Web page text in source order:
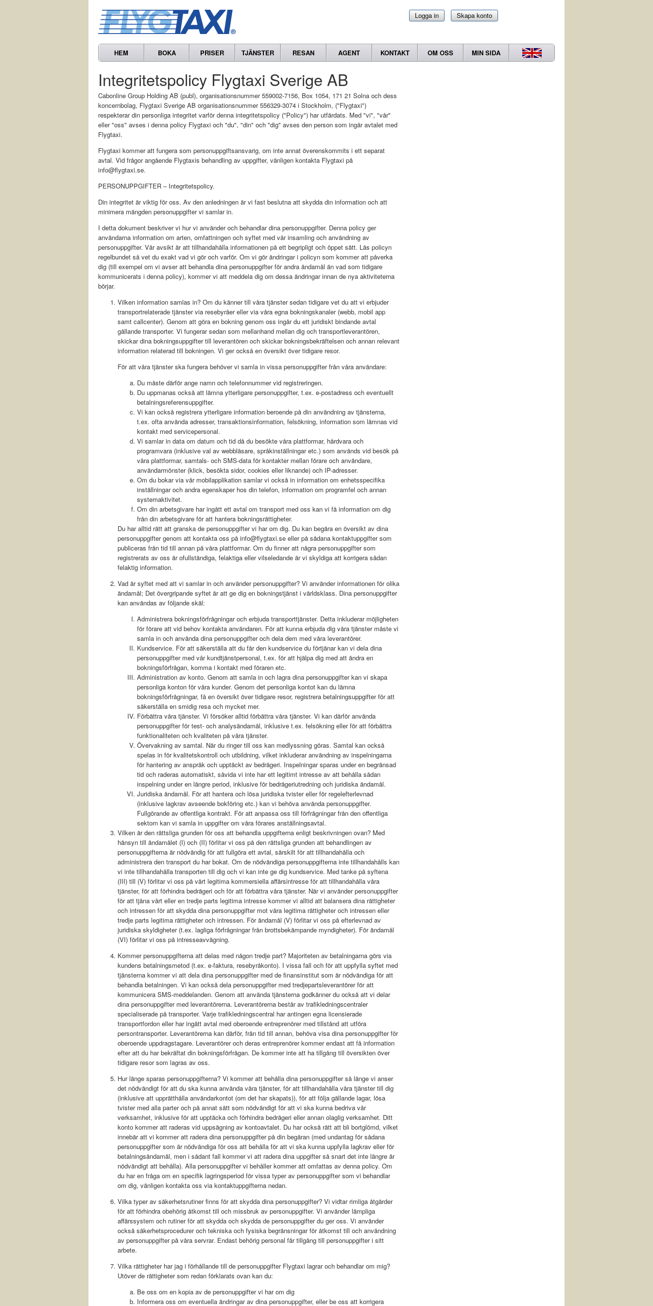
Logga in Skapa konto
HEM BOKA PRISER TJÄNSTER RESAN AGENT KONTAKT OM OSS MIN SIDA
Integritetspolicy Flygtaxi Sverige AB
Cabonline Group Holding AB (publ), organisationsnummer 559002-7156, Box 1054, 171 21 Solna och dess
koncernbolag, Flygtaxi Sverige AB organisationsnummer 556329-3074 i Stockholm, ("Flygtaxi")
respekterar din personliga integritet varför denna integritetspolicy ("Policy") har utfärdats. Med "vi", "vår"
eller "oss" avses i denna policy Flygtaxi och "du", "din" och "dig" avses den person som ingår avtalet med
Flygtaxi.
Flygtaxi kommer att fungera som personuppgiftsansvarig, om inte annat överenskommits i ett separat
avtal. Vid frågor angående Flygtaxis behandling av uppgifter, vänligen kontakta Flygtaxi på
info@flygtaxi.se.
PERSONUPPGIFTER – Integritetspolicy.
Din integritet är viktig för oss. Av den anledningen är vi fast beslutna att skydda din information och att
minimera mängden personuppgifter vi samlar in.
I detta dokument beskriver vi hur vi använder och behandlar dina personuppgifter. Denna policy ger
användarna information om arten, omfattningen och syftet med vår insamling och användning av
personuppgifter. Vår avsikt är att tillhandahålla informationen på ett begripligt och öppet sätt. Läs policyn
regelbundet så vet du exakt vad vi gör och varför. Om vi gör ändringar i policyn som kommer att påverka
dig (till exempel om vi avser att behandla dina personuppgifter för andra ändamål än vad som tidigare
kommunicerats i denna policy), kommer vi att meddela dig om dessa ändringar innan de nya aktiviteterna
börjar.
Vilken information samlas in? Om du känner till våra tjänster sedan tidigare vet du att vi erbjuder
transportrelaterade tjänster via resebyråer eller via våra egna bokningskanaler (webb, mobil app
samt callcenter). Genom att göra en bokning genom oss ingår du ett juridiskt bindande avtal
gällande transporter. Vi fungerar sedan som mellanhand mellan dig och transportleverantören,
skickar dina bokningsuppgifter till leverantören och skickar bokningsbekräftelsen och annan relevant
information relaterad till bokningen. Vi ger också en översikt över tidigare resor.
För att våra tjänster ska fungera behöver vi samla in vissa personuppgifter från våra användare:
Du måste därför ange namn och telefonnummer vid registreringen.
Du uppmanas också att lämna ytterligare personuppgifter, t.ex. e-postadress och eventuellt
betalningsreferensuppgifter.
Vi kan också registrera ytterligare information beroende på din användning av tjänsterna,
t.ex. ofta använda adresser, transaktionsinformation, felsökning, information som lämnas vid
kontakt med servicepersonal.
Vi samlar in data om datum och tid då du besökte våra plattformar, hårdvara och
programvara (inklusive val av webbläsare, språkinställningar etc.) som används vid besök på
våra plattformar, samtals- och SMS-data för kontakter mellan förare och användare,
användarmönster (klick, besökta sidor, cookies eller liknande) och IP-adresser.
Om du bokar via vår mobilapplikation samlar vi också in information om enhetsspecifika
inställningar och andra egenskaper hos din telefon, information om programfel och annan
systemaktivitet.
Om din arbetsgivare har ingått ett avtal om transport med oss kan vi få information om dig
från din arbetsgivare för att hantera bokningsrättigheter.
Du har alltid rätt att granska de personuppgifter vi har om dig. Du kan begära en översikt av dina
personuppgifter genom att kontakta oss på info@flygtaxi.se eller på sådana kontaktuppgifter som
publiceras från tid till annan på våra plattformar. Om du finner att några personuppgifter som
registrerats av oss är ofullständiga, felaktiga eller vilseledande är vi skyldiga att korrigera sådan
felaktig information.
Vad är syftet med att vi samlar in och använder personuppgifter? Vi använder informationen för olika
ändamål; Det övergripande syftet är att ge dig en bokningstjänst i världsklass. Dina personuppgifter
kan användas av följande skäl:
Administrera bokningsförfrågningar och erbjuda transporttjänster. Detta inkluderar möjligheten
för förare att vid behov kontakta användaren. För att kunna erbjuda dig våra tjänster måste vi
samla in och använda dina personuppgifter och dela dem med våra leverantörer.
Kundservice. För att säkerställa att du får den kundservice du förtjänar kan vi dela dina
personuppgifter med vår kundtjänstpersonal, t.ex. för att hjälpa dig med att ändra en
bokningsförfrågan, komma i kontakt med föraren etc.
Administration av konto. Genom att samla in och lagra dina personuppgifter kan vi skapa
personliga konton för våra kunder. Genom det personliga kontot kan du lämna
bokningsförfrågningar, få en översikt över tidigare resor, registrera betalningsuppgifter för att
säkerställa en smidig resa och mycket mer.
Förbättra våra tjänster. Vi försöker alltid förbättra våra tjänster. Vi kan därför använda
personuppgifter för test- och analysändamål, inklusive t.ex. felsökning eller för att förbättra
funktionaliteten och kvaliteten på våra tjänster.
Övervakning av samtal. När du ringer till oss kan medlyssning göras. Samtal kan också
spelas in för kvalitetskontroll och utbildning, vilket inkluderar användning av inspelningarna
för hantering av anspråk och upptäckt av bedrägeri. Inspelningar sparas under en begränsad
tid och raderas automatiskt, såvida vi inte har ett legitimt intresse av att behålla sådan
inspelning under en längre period, inklusive för bedrägeriutredning och juridiska ändamål.
Juridiska ändamål. För att hantera och lösa juridiska tvister eller för regelefterlevnad
(inklusive lagkrav avseende bokföring etc.) kan vi behöva använda personuppgifter.
Fullgörande av offentliga kontrakt. För att anpassa oss till förfrågningar från den offentliga
sektorn kan vi samla in uppgifter om våra förares anställningsavtal.
Vilken är den rättsliga grunden för oss att behandla uppgifterna enligt beskrivningen ovan? Med
hänsyn till ändamålet (I) och (II) förlitar vi oss på den rättsliga grunden att behandlingen av
personuppgifterna är nödvändig för att fullgöra ett avtal, särskilt för att tillhandahålla och
administrera den transport du har bokat. Om de nödvändiga personuppgifterna inte tillhandahålls kan
vi inte tillhandahålla transporten till dig och vi kan inte ge dig kundservice. Med tanke på syftena
(III) till (V) förlitar vi oss på vårt legitima kommersiella affärsintresse för att tillhandahålla våra
tjänster, för att förhindra bedrägeri och för att förbättra våra tjänster. När vi använder personuppgifter
för att tjäna vårt eller en tredje parts legitima intresse kommer vi alltid att balansera dina rättigheter
och intressen för att skydda dina personuppgifter mot våra legitima rättigheter och intressen eller
tredje parts legitima rättigheter och intressen. För ändamål (V) förlitar vi oss på efterlevnad av
juridiska skyldigheter (t.ex. lagliga förfrågningar från brottsbekämpande myndigheter). För ändamål
(VI) förlitar vi oss på intresseavvägning.
Kommer personuppgifterna att delas med någon tredje part? Majoriteten av betalningarna görs via
kundens betalningsmetod (t.ex. e-faktura, resebyråkonto). I vissa fall och för att uppfylla syftet med
tjänsterna kommer vi att dela dina personuppgifter med de finansinstitut som är nödvändiga för att
behandla betalningen. Vi kan också dela personuppgifter med tredjepartsleverantörer för att
kommunicera SMS-meddelanden. Genom att använda tjänsterna godkänner du också att vi delar
dina personuppgifter med leverantörerna. Leverantörerna består av trafikledningscentraler
specialiserade på transporter. Varje trafikledningscentral har antingen egna licensierade
transportfordon eller har ingått avtal med oberoende entreprenörer med tillstånd att utföra
persontransporter. Leverantörerna kan därför, från tid till annan, behöva visa dina personuppgifter för
oberoende uppdragstagare. Leverantörer och deras entreprenörer kommer endast att få information
efter att du har bekräftat din bokningsförfrågan. De kommer inte att ha tillgång till översikten över
tidigare resor som lagras av oss.
Hur länge sparas personuppgifterna? Vi kommer att behålla dina personuppgifter så länge vi anser
det nödvändigt för att du ska kunna använda våra tjänster, för att tillhandahålla våra tjänster till dig
(inklusive att upprätthålla användarkontot (om det har skapats)), för att följa gällande lagar, lösa
tvister med alla parter och på annat sätt som nödvändigt för att vi ska kunna bedriva vår
verksamhet, inklusive för att upptäcka och förhindra bedrägeri eller annan olaglig verksamhet. Ditt
konto kommer att raderas vid uppsägning av kontoavtalet. Du har också rätt att bli bortglömd, vilket
innebär att vi kommer att radera dina personuppgifter på din begäran (med undantag för sådana
personuppgifter som är nödvändiga för oss att behålla för att vi ska kunna uppfylla lagkrav eller för
betalningsändamål, men i sådant fall kommer vi att radera dina uppgifter så snart det inte längre är
nödvändigt att behålla). Alla personuppgifter vi behåller kommer att omfattas av denna policy. Om
du har en fråga om en specifik lagringsperiod för vissa typer av personuppgifter som vi behandlar
om dig, vänligen kontakta oss via kontaktuppgifterna nedan.
Vilka typer av säkerhetsrutiner finns för att skydda dina personuppgifter? Vi vidtar rimliga åtgärder
för att förhindra obehörig åtkomst till och missbruk av personuppgifter. Vi använder lämpliga
affärssystem och rutiner för att skydda och skydda de personuppgifter du ger oss. Vi använder
också säkerhetsprocedurer och tekniska och fysiska begränsningar för åtkomst till och användning
av personuppgifter på våra servrar. Endast behörig personal får tillgång till personuppgifter i sitt
arbete.
Vilka rättigheter har jag i förhållande till de personuppgifter Flygtaxi lagrar och behandlar om mig?
Utöver de rättigheter som redan förklarats ovan kan du:
Be oss om en kopia av de personuppgifter vi har om dig
Informera oss om eventuella ändringar av dina personuppgifter, eller be oss att korrigera